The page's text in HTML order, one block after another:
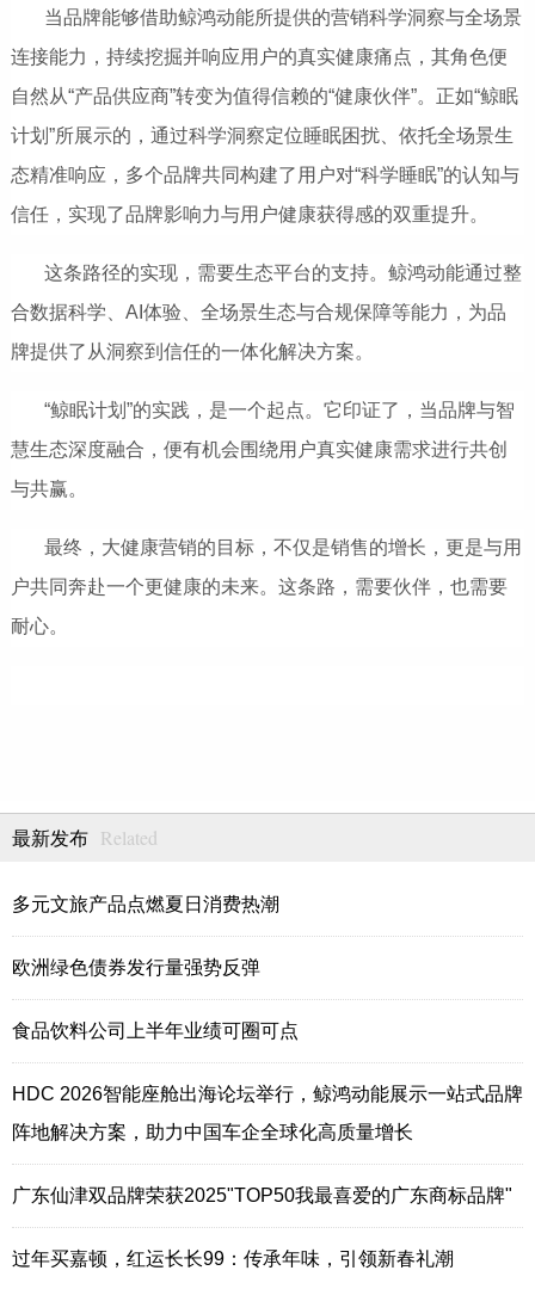
当品牌能够借助鲸鸿动能所提供的营销科学洞察与全场景
连接能力，持续挖掘并响应用户的真实健康痛点，其角色便
自然从“产品供应商”转变为值得信赖的“健康伙伴”。正如“鲸眠
计划”所展示的，通过科学洞察定位睡眠困扰、依托全场景生
态精准响应，多个品牌共同构建了用户对“科学睡眠”的认知与
信任，实现了品牌影响力与用户健康获得感的双重提升。
这条路径的实现，需要生态平台的支持。鲸鸿动能通过整
合数据科学、AI体验、全场景生态与合规保障等能力，为品
牌提供了从洞察到信任的一体化解决方案。
“鲸眠计划”的实践，是一个起点。它印证了，当品牌与智
慧生态深度融合，便有机会围绕用户真实健康需求进行共创
与共赢。
最终，大健康营销的目标，不仅是销售的增长，更是与用
户共同奔赴一个更健康的未来。这条路，需要伙伴，也需要
耐心。
最新发布 Related
多元文旅产品点燃夏日消费热潮
欧洲绿色债券发行量强势反弹
食品饮料公司上半年业绩可圈可点
HDC 2026智能座舱出海论坛举行，鲸鸿动能展示一站式品牌
阵地解决方案，助力中国车企全球化高质量增长
广东仙津双品牌荣获2025"TOP50我最喜爱的广东商标品牌"
过年买嘉顿，红运长长99：传承年味，引领新春礼潮